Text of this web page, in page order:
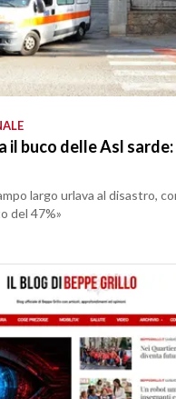
il buco delle Asl sarde:
largo urlava al disastro,
del 47%»